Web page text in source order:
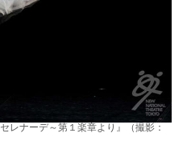
セレナーデ～第１楽章より』
（撮影：